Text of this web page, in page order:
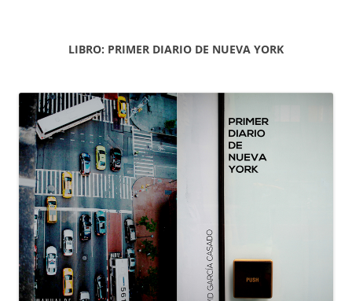
LIBRO: PRIMER DIARIO DE NUEVA YORK